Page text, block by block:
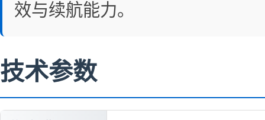
效与续航能力。
技术参数